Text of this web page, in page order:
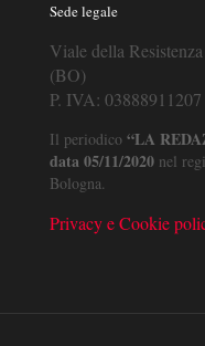
Sede legale
Viale della
(BO)
P. IVA:
Il periodico “LA
data 05/11/2020 nel
Bologna.
Privacy e Cookie